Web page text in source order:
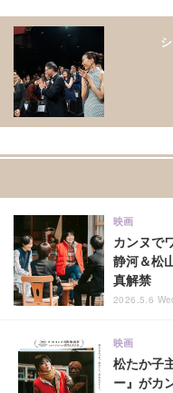
カンヌで
静河＆松
真解禁
映画
2026.5.6
松たか子
ー』がカ
映画